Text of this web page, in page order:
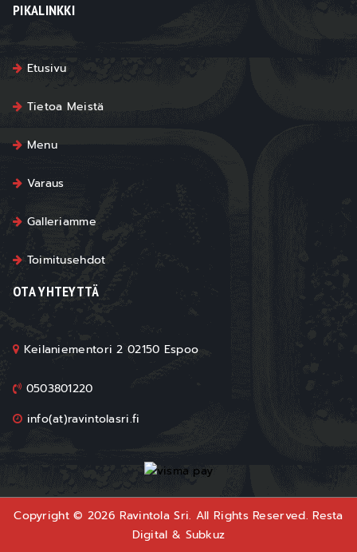
PIKALINKKI
Etusivu
Tietoa Meistä
Menu
Varaus
Galleriamme
Toimitusehdot
OTA YHTEYTTÄ
Keilaniementori 2 02150 Espoo
0503801220
info(at)ravintolasri.fi
Copyright © 2026 Ravintola Sri. All Rights Reserved. Resta
Digital & Subkuz